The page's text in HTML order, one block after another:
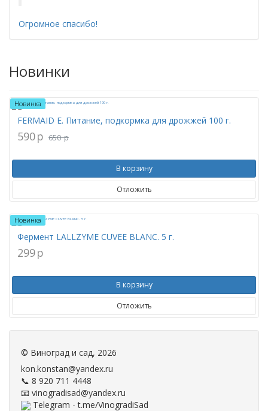
Огромное спасибо!
Новинки
Новинка
FERMAID E. Питание, подкормка для дрожжей 100 г.
590p 650 p
В корзину
Отложить
Новинка
Фермент LALLZYME CUVEE BLANC. 5 г.
299p
В корзину
Отложить
© Виноград и сад, 2026
kon.konstan@yandex.ru
📞 8 920 711 4448
📧 vinogradisad@yandex.ru
Telegram - t.me/VinogradiSad